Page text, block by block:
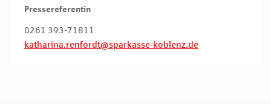
Pressereferentin
0261 393-71811
katharina.renfordt@sparkasse-koblenz.de